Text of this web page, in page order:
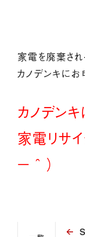
家電を廃棄さ
カノデンキにお
カノデンキ
家電リサ
－＾）